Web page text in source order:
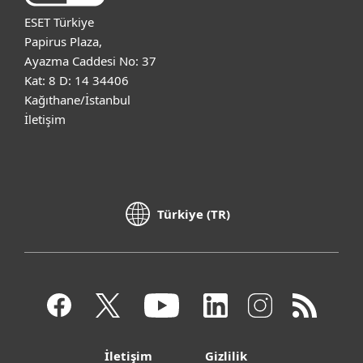
ESET Türkiye
Papirus Plaza,
Ayazma Caddesi No: 37
Kat: 8 D: 14 34406
Kağıthane/İstanbul
İletişim
Türkiye (TR)
İletişim Gizlilik